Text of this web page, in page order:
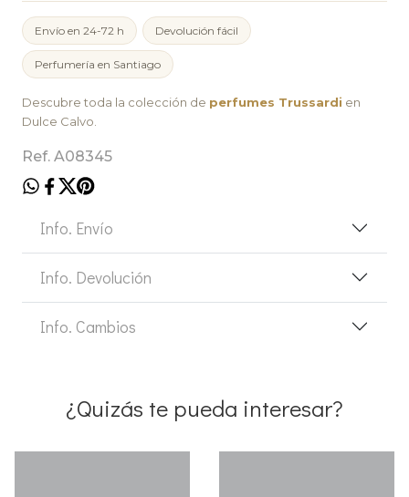
Envío en 24-72 h Devolución fácil
Perfumería en Santiago
Descubre toda la colección de perfumes Trussardi en
Dulce Calvo.
Ref. A08345
Info. Envío
Info. Devolución
Info. Cambios
¿Quizás te pueda interesar?